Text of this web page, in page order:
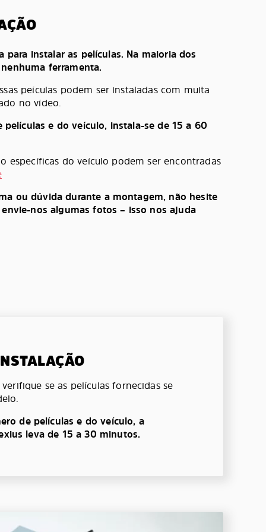
para instalar as películas. Na maioria dos
ferramenta.
peículas podem ser instaladas com muita
no vídeo.
e do veículo, instala-se de 15 a 60
específicas do veículo podem ser encontradas
ou dúvida durante a montagem, não hesite
nos algumas fotos – isso nos ajuda
se as películas fornecidas se
de películas e do veículo, a
leva de 15 a 30 minutos.